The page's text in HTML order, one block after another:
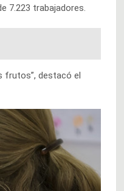
7.223 trabajadores.
frutos”, destacó el